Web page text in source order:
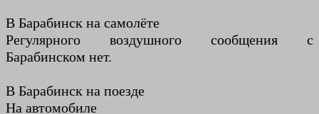
В Барабинск на самолёте
Регулярного воздушного сообщения с
Барабинском нет.
В Барабинск на поезде
На автомобиле